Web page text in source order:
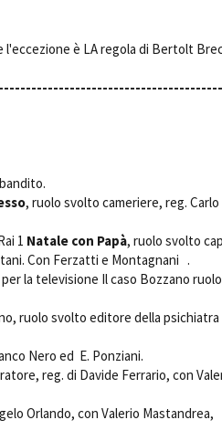
è LA regola di Bertolt
, ruolo svolto cameriere, reg. Carlo
1 Natale con Papà, ruolo svolto
Con Ferzatti e Montagnani .
la televisione Il caso Bozzano ruolo
ruolo svolto editore della psichiatra
Nero ed E. Ponziani.
reg. di Davide Ferrario, con
Orlando, con Valerio Mastandrea,